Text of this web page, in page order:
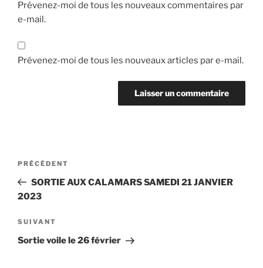
Prévenez-moi de tous les nouveaux commentaires par
e-mail.
Prévenez-moi de tous les nouveaux articles par e-mail.
Navigation
l’article
Article
précédent
PRÉCÉDENT
SORTIE AUX CALAMARSSAMEDI 21 JANVIER
2023
Article
suivant
SUIVANT
Sortie voile le 26 février